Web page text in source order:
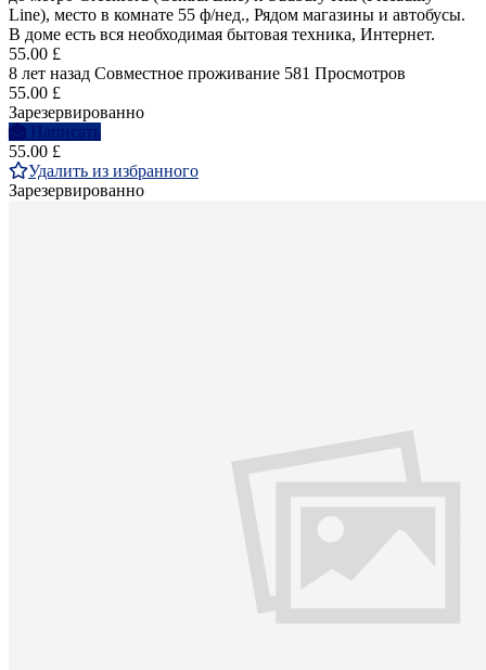
Line), место в комнате 55 ф/нед., Рядом магазины и автобусы.
В доме есть вся необходимая бытовая техника, Интернет.
55.00 £
8 лет назад Совместное проживание 581 Просмотров
55.00 £
Зарезервированно
Написать
55.00 £
Удалить из избранного
Зарезервированно